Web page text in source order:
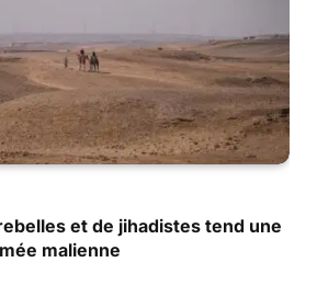
et de jihadistes tend une
malienne